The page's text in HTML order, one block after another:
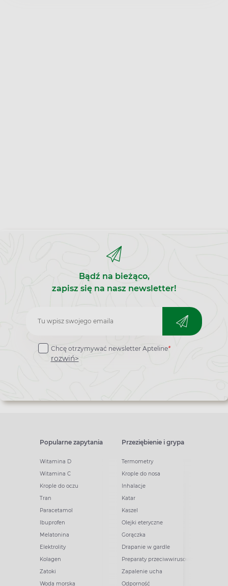
Bądź na bieżąco,
zapisz się na nasz newsletter!
Zapisz
newslettera
Chcę otrzymywać newsletter Apteline*
rozwiń>
Popularne zapytania
Witamina D
Witamina C
Krople do oczu
Tran
Paracetamol
Ibuprofen
Melatonina
Elektrolity
Kolagen
Zatoki
Woda morska
Przeziębienie i grypa
Termometry
Krople do nosa
Inhalacje
Katar
Kaszel
Olejki eteryczne
Gorączka
Drapanie w gardle
Preparaty przeciwwirusowe
Zapalenie ucha
Odporność